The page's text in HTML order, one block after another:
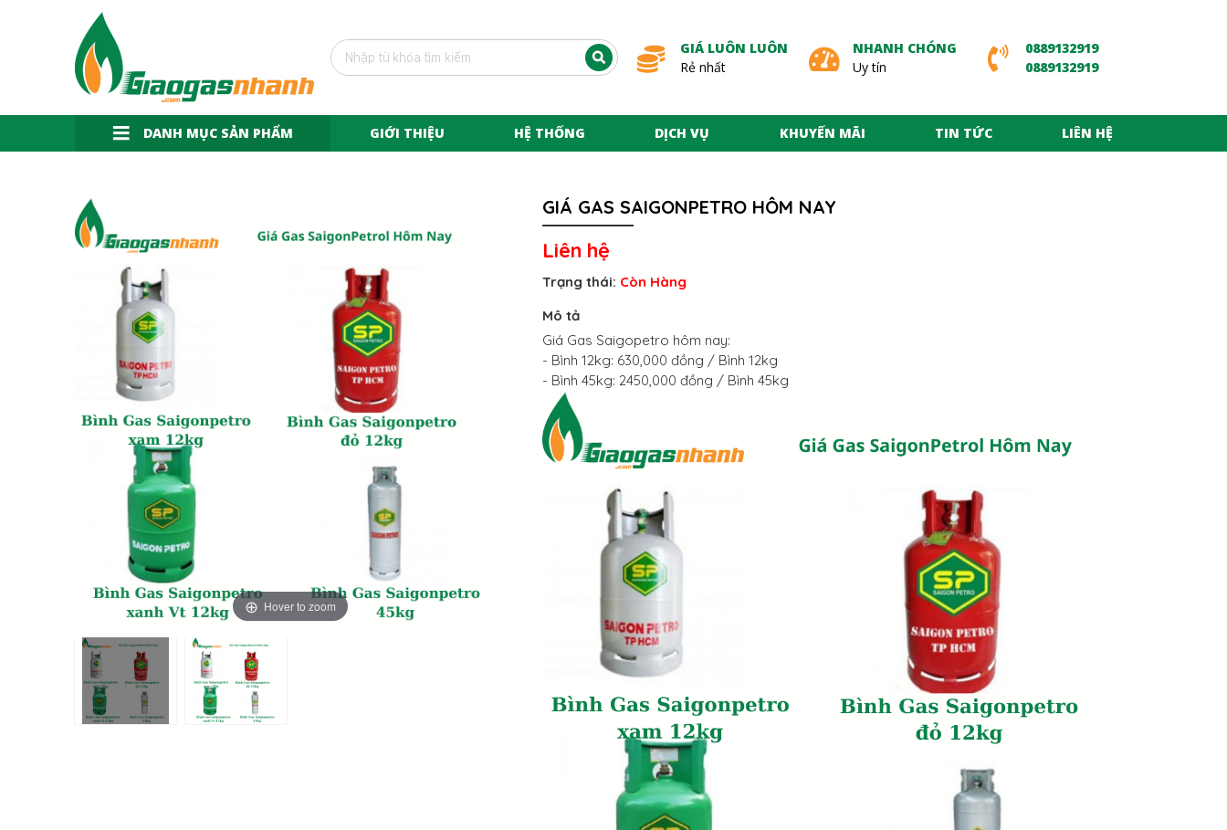
GIÁ LUÔN LUÔN
Rẻ nhất
NHANH CHÓNG
Uy tín
0889132919
0889132919
DANH MỤC SẢN PHẨM GIỚI THIỆU HỆ THỐNG DỊCH VỤ KHUYẾN MÃI TIN TỨC LIÊN HỆ
Hover to zoom
GIÁ GAS SAIGONPETRO HÔM NAY
Liên hệ
Trạng thái: Còn Hàng
Mô tả
Giá Gas Saigopetro hôm nay:
- Bình 12kg: 630,000 đồng / Bình 12kg
- Bình 45kg: 2450,000 đồng / Bình 45kg